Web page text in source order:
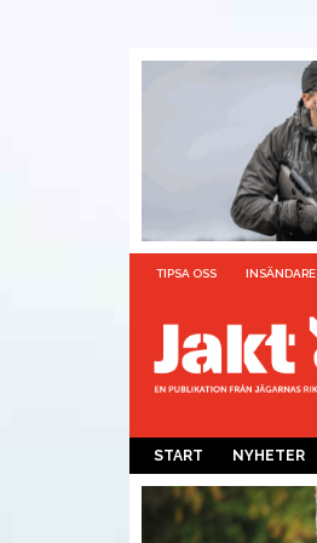
TIPSA OSS INSÄNDARE
START NYHETER